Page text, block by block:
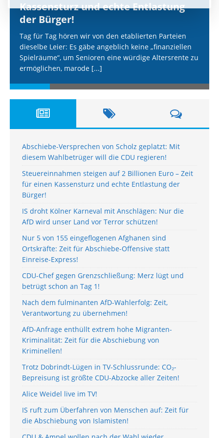
Kassensturz und echte Entlastung
der Bürger!
Tag für Tag hören wir von den etablierten Parteien
dieselbe Leier: Es gäbe angeblich keine „finanziellen
Spielräume“, um Senioren eine würdige Altersrente zu
ermöglichen, marode [...]
Abschiebe-Versprechen von Scholz geplatzt: Mit
diesem Wahlbetrüger will die CDU regieren!
Steuereinnahmen steigen auf 2 Billionen Euro – Zeit
für einen Kassensturz und echte Entlastung der
Bürger!
IS droht Kölner Karneval mit Anschlägen: Nur die
AfD wird unser Land vor Terror schützen!
Nur 5 von 155 eingeflogenen Afghanen sind
Ortskräfte: Zeit für Abschiebe-Offensive statt
Einreise-Express!
CDU-Chef gegen Grenzschließung: Merz lügt und
betrügt schon an Tag 1!
Nach dem fulminanten AfD-Wahlerfolg: Zeit,
Verantwortung zu übernehmen!
AfD-Anfrage enthüllt extrem hohe Migranten-
Kriminalität: Zeit für die Abschiebung von
Kriminellen!
Trotz Dobrindt-Lügen in TV-Schlussrunde: CO₂-
Bepreisung ist größte CDU-Abzocke aller Zeiten!
Alice Weidel live im TV!
IS ruft zum Überfahren von Menschen auf: Zeit für
die Abschiebung von Islamisten!